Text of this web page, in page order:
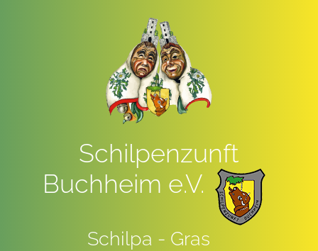
Schilpenzunft
Buchheim e.V.
Schilpa - Gras